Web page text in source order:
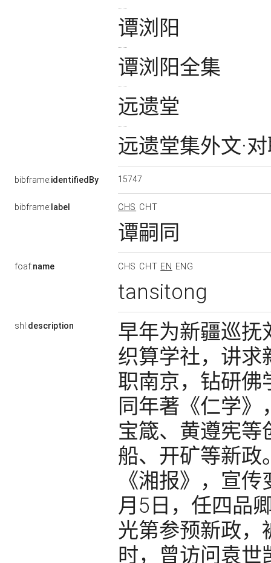
谭浏阳
谭浏阳全集
远遗堂
远遗堂集外文·
bibframe:identifiedBy 15747
bibframe:label CHS CHT
谭嗣同
foaf:name CHS CHT EN ENG
tansitong
shl:description
早年为新疆巡抚
织算学社，讲求
职南京，钻研佛
同年著《仁学
宝箴、黄遵宪等
船、开矿等新政
《湘报》，宣
月5日，任四品
光第参预新政，
时，曾访问袁世